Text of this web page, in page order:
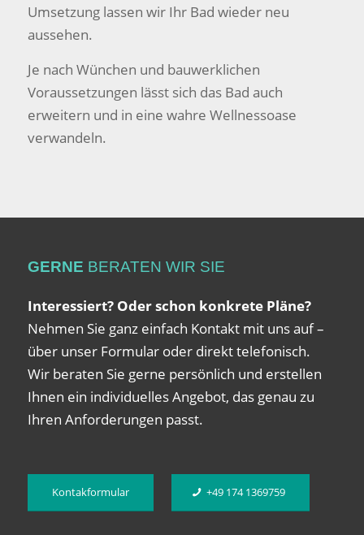
Umsetzung lassen wir Ihr Bad wieder neu
aussehen.
Je nach Wünchen und bauwerklichen
Voraussetzungen lässt sich das Bad auch
erweitern und in eine wahre Wellnessoase
verwandeln.
GERNE BERATEN WIR SIE
Interessiert? Oder schon konkrete Pläne?
Nehmen Sie ganz einfach Kontakt mit uns auf –
über unser Formular oder direkt telefonisch.
Wir beraten Sie gerne persönlich und erstellen
Ihnen ein individuelles Angebot, das genau zu
Ihren Anforderungen passt.
Kontakformular +49 174 1369759